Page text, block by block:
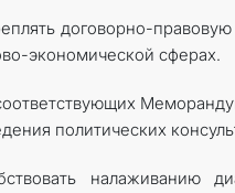
договорно-
экономической сферах.
политических
налаживанию